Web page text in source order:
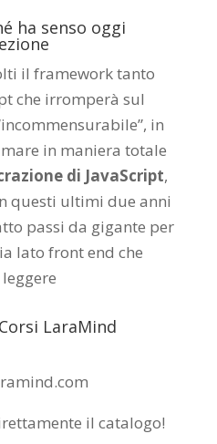
ha senso oggi
il framework tanto
che irromperà sul
in
in maniera totale
di JavaScript,
questi ultimi due anni
passi da gigante per
lato front end che
LaraMind
il catalogo!